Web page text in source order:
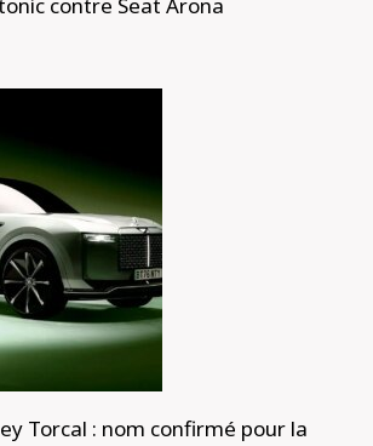
Torcal : nom confirmé pour la